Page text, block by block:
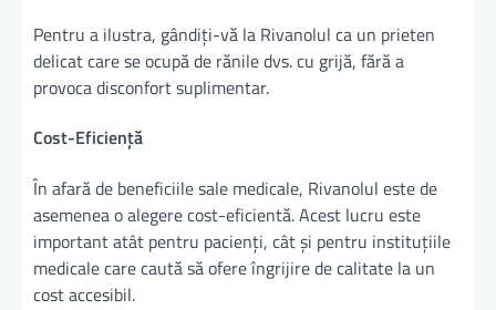
Pentru a ilustra, gândiți-vă la Rivanolul ca un prieten
delicat care se ocupă de rănile dvs. cu grijă, fără a
provoca disconfort suplimentar.
Cost-Eficiență
În afară de beneficiile sale medicale, Rivanolul este de
asemenea o alegere cost-eficientă. Acest lucru este
important atât pentru pacienți, cât și pentru instituțiile
medicale care caută să ofere îngrijire de calitate la un
cost accesibil.